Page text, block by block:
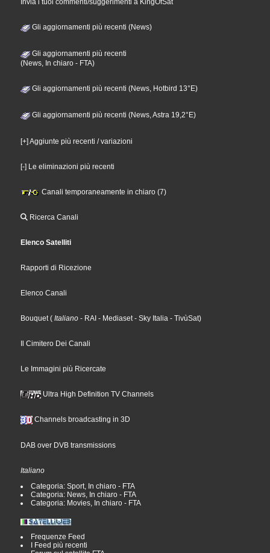
Invia i tuoi commenti/suggerimenti a KingOfSat
Gli aggiornamenti più recenti (News)
Gli aggiornamenti più recenti
(News, In chiaro - FTA)
Gli aggiornamenti più recenti (News, Hotbird 13°E)
Gli aggiornamenti più recenti (News, Astra 19,2°E)
[+] Aggiunte più recenti / variazioni
[-] Le eliminazioni più recenti
Canali temporaneamente in chiaro (7)
Ricerca Canali
Elenco Satelliti
Rapporti di Ricezione
Elenco Canali
Bouquet( Italiano - RAI - Mediaset- Sky Italia - TivùSat)
Il Cimitero Dei Canali
Le Immagini più Ricercate
Ultra High Definition TV Channels
Channels broadcasting in 3D
DAB over DVB transmissions
Italiano
Categoria: Sport, In chiaro - FTA
Categoria: News, In chiaro - FTA
Categoria: Movies, In chiaro - FTA
Frequenze Feed
I Feed più recenti